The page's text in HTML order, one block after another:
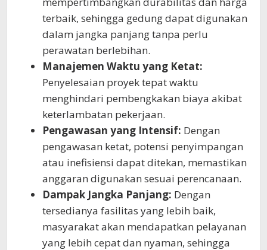
terbaik, sehingga gedung dapat digunakan
dalam jangka panjang tanpa perlu
perawatan berlebihan.
Manajemen Waktu yang Ketat:
Penyelesaian proyek tepat waktu
menghindari pembengkakan biaya akibat
keterlambatan pekerjaan.
Pengawasan yang Intensif: Dengan
pengawasan ketat, potensi penyimpangan
atau inefisiensi dapat ditekan, memastikan
anggaran digunakan sesuai perencanaan.
Dampak Jangka Panjang: Dengan
tersedianya fasilitas yang lebih baik,
masyarakat akan mendapatkan pelayanan
yang lebih cepat dan nyaman, sehingga